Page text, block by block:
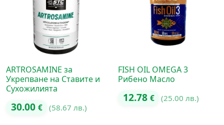
ARTROSAMINE за
Укрепване на Ставите и
Сухожилията
30.00 € (58.67 лв.)
FISH OIL OMEGA 3
Рибено Масло
12.78 € (25.00 лв.)